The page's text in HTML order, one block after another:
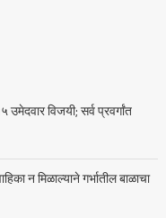
विजयी; सर्व प्रवर्गांत
न मिळाल्याने गर्भातील बाळाचा